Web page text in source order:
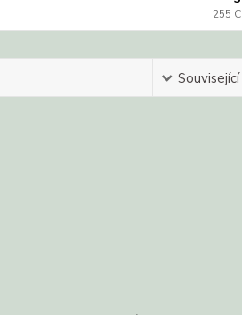
255